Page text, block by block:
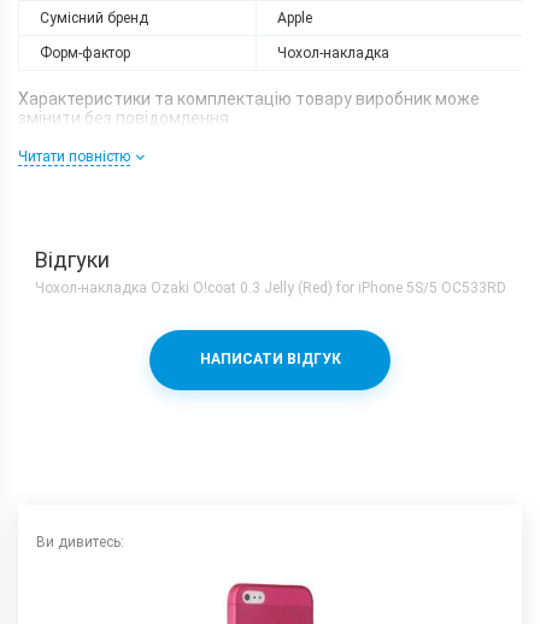
Сумісний бренд Apple
Форм-фактор Чохол-накладка
Характеристики та комплектацію товару виробник може
змінити без повідомлення.
Читати повністю
Відгуки
Чохол-накладка Ozaki O!coat 0.3 Jelly (Red) for iPhone 5S/5 OC533RD
НАПИСАТИ ВІДГУК
Ви дивитесь: